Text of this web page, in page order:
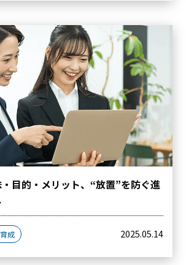
目的・メリット、“放置”を防ぐ進
成 2025.05.14